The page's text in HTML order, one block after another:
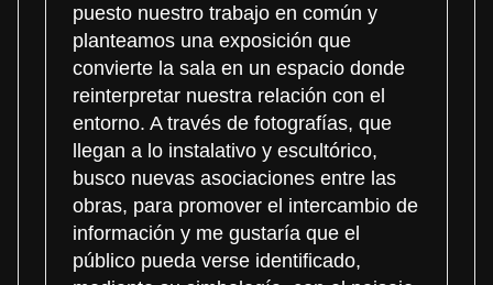
puesto nuestro trabajo en común y
planteamos una exposición que
convierte la sala en un espacio donde
reinterpretar nuestra relación con el
entorno. A través de fotografías, que
llegan a lo instalativo y escultórico,
busco nuevas asociaciones entre las
obras, para promover el intercambio de
información y me gustaría que el
público pueda verse identificado,